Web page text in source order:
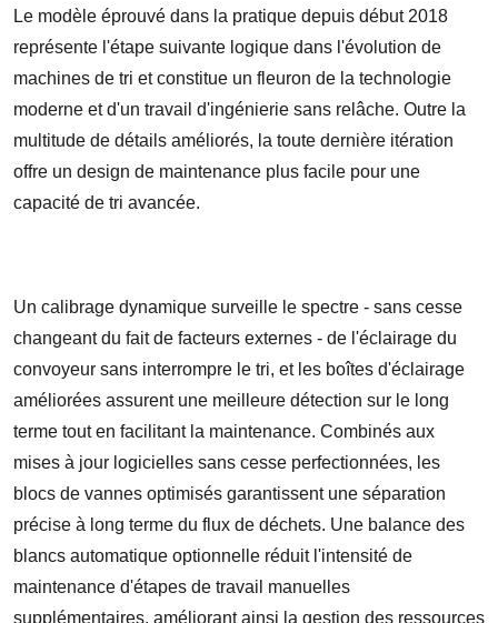
Le modèle éprouvé dans la pratique depuis début 2018
représente l'étape suivante logique dans l'évolution de
machines de tri et constitue un fleuron de la technologie
moderne et d'un travail d'ingénierie sans relâche. Outre la
multitude de détails améliorés, la toute dernière itération
offre un design de maintenance plus facile pour une
capacité de tri avancée.
Un calibrage dynamique surveille le spectre - sans cesse
changeant du fait de facteurs externes - de l'éclairage du
convoyeur sans interrompre le tri, et les boîtes d'éclairage
améliorées assurent une meilleure détection sur le long
terme tout en facilitant la maintenance. Combinés aux
mises à jour logicielles sans cesse perfectionnées, les
blocs de vannes optimisés garantissent une séparation
précise à long terme du flux de déchets. Une balance des
blancs automatique optionnelle réduit l'intensité de
maintenance d'étapes de travail manuelles
supplémentaires, améliorant ainsi la gestion des ressources